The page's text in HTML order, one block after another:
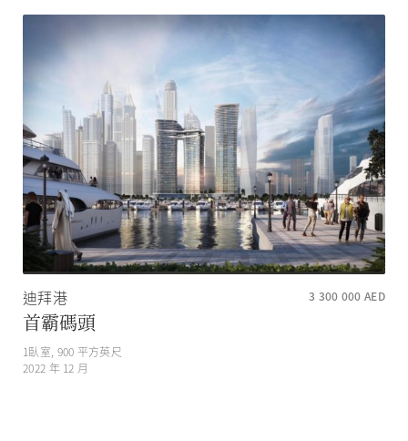
迪拜港 3 300 000 AED
首霸碼頭
1臥室, 900 平方英尺
2022 年 12 月